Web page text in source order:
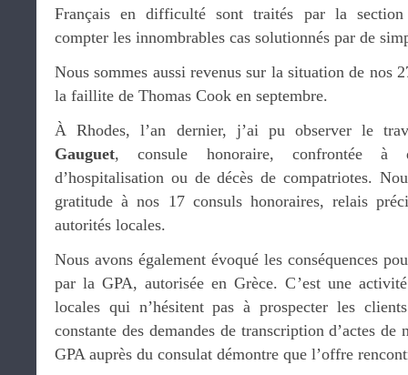
Français en difficulté sont traités par la section
compter les innombrables cas solutionnés par de
Nous sommes aussi revenus sur la situation de nos
la faillite de Thomas Cook en septembre.
À Rhodes, l’an dernier, j’ai pu observer le
Gauguet, consule honoraire, confrontée à
d’hospitalisation ou de décès de compatriotes.
gratitude à nos 17 consuls honoraires, relais
autorités locales.
Nous avons également évoqué les conséquences
par la GPA, autorisée en Grèce. C’est une
locales qui n’hésitent pas à prospecter les
constante des demandes de transcription d’actes de
GPA auprès du consulat démontre que l’offre